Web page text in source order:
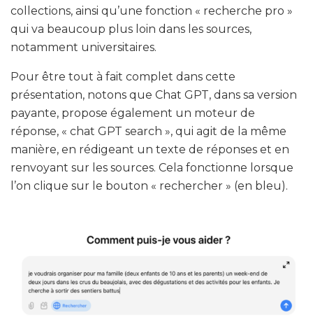
collections, ainsi qu’une fonction « recherche pro »
qui va beaucoup plus loin dans les sources,
notamment universitaires.
Pour être tout à fait complet dans cette
présentation, notons que Chat GPT, dans sa version
payante, propose également un moteur de
réponse, « chat GPT search », qui agit de la même
manière, en rédigeant un texte de réponses et en
renvoyant sur les sources. Cela fonctionne lorsque
l’on clique sur le bouton « rechercher » (en bleu).